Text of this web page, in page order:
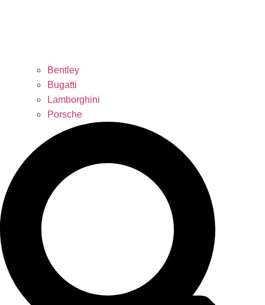
Bentley
Bugatti
Lamborghini
Porsche